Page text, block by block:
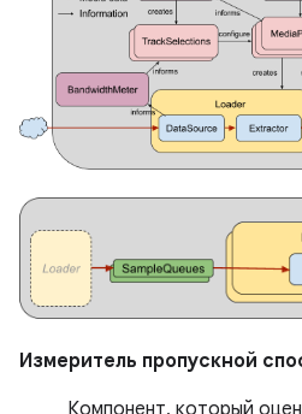
Измеритель пропускной
Компонент, который